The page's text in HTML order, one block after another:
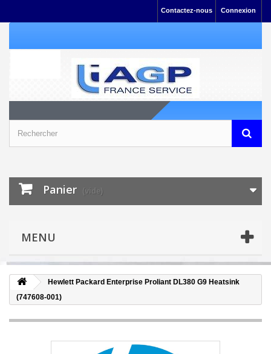
Connexion
Contactez-nous
Panier (vide)
MENU
Hewlett Packard Enterprise Proliant DL380 G9 Heatsink
(747608-001)